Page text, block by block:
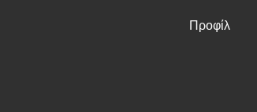
Προφίλ